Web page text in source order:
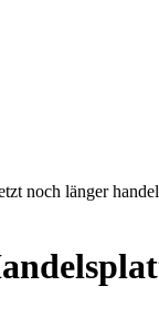
noch länger